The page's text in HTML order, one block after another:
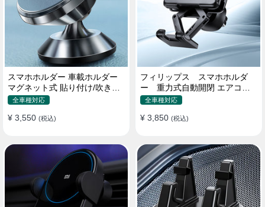
スマホホルダー 車載ホルダー
マグネット式 貼り付け/吹き出
し口 合金 多機種対応
全車種対応
¥ 3,550 (税込)
フィリップス スマホホルダ
ー 重力式自動開閉 エアコン
吹き出し口用 クリップ式 車
全車種対応
¥ 3,850 (税込)